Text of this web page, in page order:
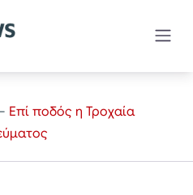
Επί ποδός η Τροχαία